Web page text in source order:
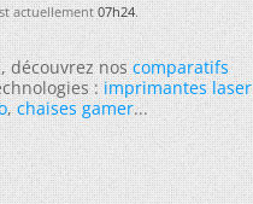
actuellement07h24.
découvrez noscomparatifs
:imprimantes laser
,chaises gamer...